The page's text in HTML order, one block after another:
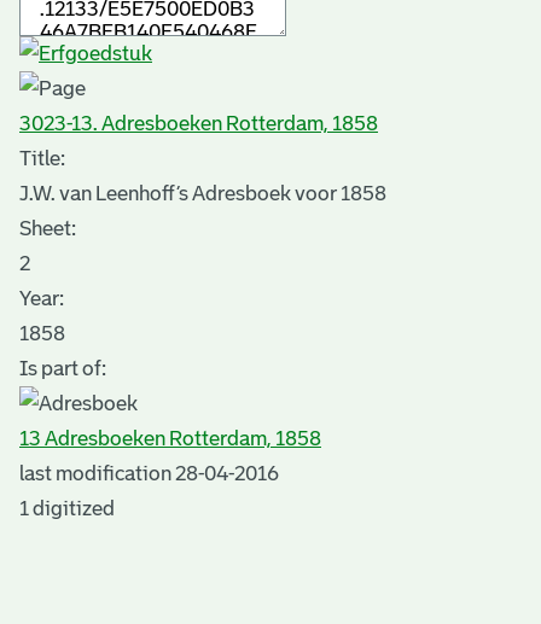
3023-13. Adresboeken Rotterdam, 1858
Title:
J.W. van Leenhoff’s Adresboek voor 1858
Sheet:
2
Year:
1858
Is part of:
13 Adresboeken Rotterdam, 1858
last modification 28-04-2016
1 digitized